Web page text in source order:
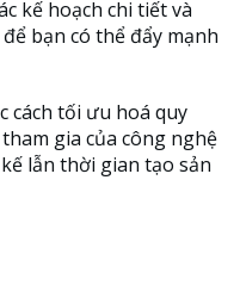
kế hoạch chi tiết và
bạn có thể đẩy mạnh
cách tối ưu hoá quy
gia của công nghệ
lẫn thời gian tạo sản